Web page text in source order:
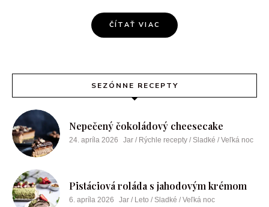
ČÍTAŤ VIAC
SEZÓNNE RECEPTY
Nepečený čokoládový cheesecake
24. apríla 2026 Jar / Rýchle recepty / Sladké / Veľká noc
Pistáciová roláda s jahodovým krémom
6. apríla 2026 Jar / Leto / Sladké / Veľká noc